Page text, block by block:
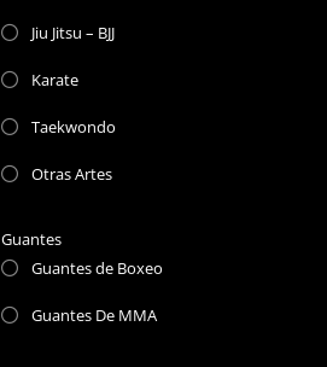
Jiu Jitsu – BJJ
Karate
Taekwondo
Otras Artes
Guantes
Guantes de Boxeo
Guantes De MMA